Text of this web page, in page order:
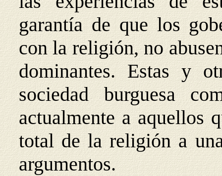
garantía de que los
con la religión, no
dominantes. Estas y
sociedad burguesa
actualmente a aquellos
total de la religión a
argumentos.